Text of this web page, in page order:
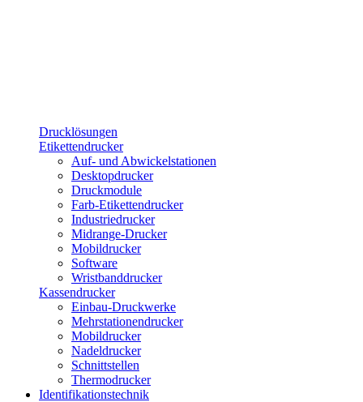
Drucklösungen
Etikettendrucker
Auf- und Abwickelstationen
Desktopdrucker
Druckmodule
Farb-Etikettendrucker
Industriedrucker
Midrange-Drucker
Mobildrucker
Software
Wristbanddrucker
Kassendrucker
Einbau-Druckwerke
Mehrstationendrucker
Mobildrucker
Nadeldrucker
Schnittstellen
Thermodrucker
Identifikationstechnik